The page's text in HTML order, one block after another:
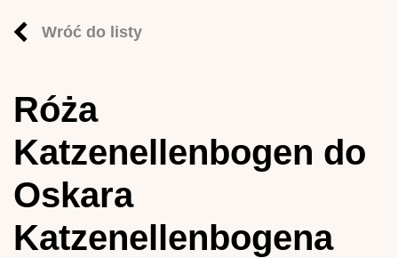
Wróć do listy
Róża
Katzenellenbogen do
Oskara
Katzenellenbogena